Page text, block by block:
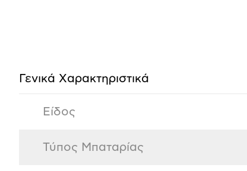
Γενικά Xαρακτηριστικά
Είδος
Τύπος Μπαταρίας